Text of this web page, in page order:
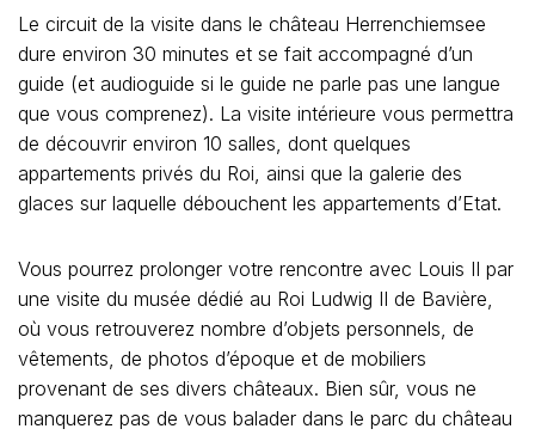
Le circuit de la visite dans le château Herrenchiemsee
dure environ 30 minutes et se fait accompagné d’un
guide (et audioguide si le guide ne parle pas une langue
que vous comprenez). La visite intérieure vous permettra
de découvrir environ 10 salles, dont quelques
appartements privés du Roi, ainsi que la galerie des
glaces sur laquelle débouchent les appartements d’Etat.
Vous pourrez prolonger votre rencontre avec Louis II par
une visite du musée dédié au Roi Ludwig II de Bavière,
où vous retrouverez nombre d’objets personnels, de
vêtements, de photos d’époque et de mobiliers
provenant de ses divers châteaux. Bien sûr, vous ne
manquerez pas de vous balader dans le parc du château